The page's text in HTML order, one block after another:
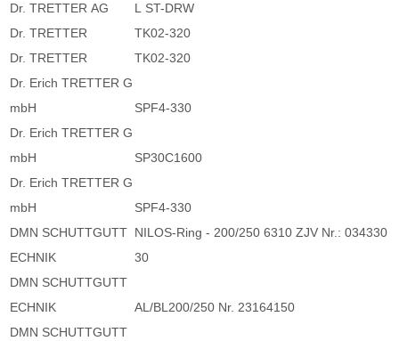
Dr. TRETTER AG
L ST-DRW
Dr. TRETTER
TK02-320
Dr. TRETTER
TK02-320
Dr. Erich TRETTER G
mbH
SPF4-330
Dr. Erich TRETTER G
mbH
SP30C1600
Dr. Erich TRETTER G
mbH
SPF4-330
DMN SCHUTTGUTT
ECHNIK
NILOS-Ring - 200/250 6310 ZJV Nr.: 034330
30
DMN SCHUTTGUTT
ECHNIK
AL/BL200/250 Nr. 23164150
DMN SCHUTTGUTT